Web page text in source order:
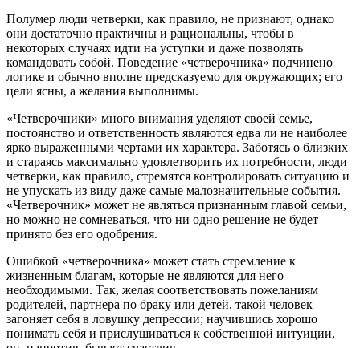
Полумер люди четверки, как правило, не признают, однако
они достаточно практичны и рациональны, чтобы в
некоторых случаях идти на уступки и даже позволять
командовать собой. Поведение «четверочника» подчинено
логике и обычно вполне предсказуемо для окружающих; его
цели ясны, а желания выполнимы.
«Четверочники» много внимания уделяют своей семье,
постоянство и ответственность являются едва ли не наиболее
ярко выраженными чертами их характера. Заботясь о близких
и стараясь максимально удовлетворить их потребности, люди
четверки, как правило, стремятся контролировать ситуацию и
не упускать из виду даже самые малозначительные события.
«Четверочник» может не являться признанным главой семьи,
но можно не сомневаться, что ни одно решение не будет
принято без его одобрения.
Ошибкой «четверочника» может стать стремление к
жизненным благам, которые не являются для него
необходимыми. Так, желая соответствовать пожеланиям
родителей, партнера по браку или детей, такой человек
загоняет себя в ловушку депрессии; научившись хорошо
понимать себя и прислушиваться к собственной интуиции,